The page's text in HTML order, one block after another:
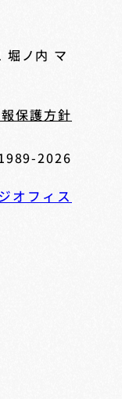
堀ノ内 マ
保護方針
2026
オフィス